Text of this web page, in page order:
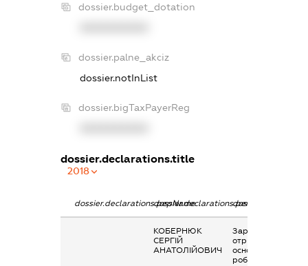
dossier.budget_dotation
dossier.palne_akciz
dossier.notInList
dossier.bigTaxPayerReg
dossier.declarations.title
2018
dossier.declarations.pepNamedossier.declarations.personName
КОБЕРНЮК
СЕРГІЙ
АНАТОЛІЙОВИЧ
Заробітна плата
отримана за
основним місцем
роботи